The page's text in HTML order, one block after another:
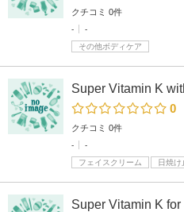
クチコミ 0件
-
-
その他ボディケア
Super Vitamin K
0
クチコミ 0件
-
-
フェイスクリーム
日焼
Super Vitamin K